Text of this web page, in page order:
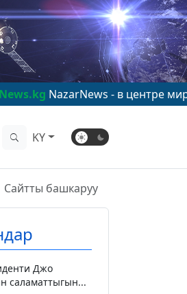
- в центре мирового
KY
Сайтты башкаруу
Джо
саламаттыгын...